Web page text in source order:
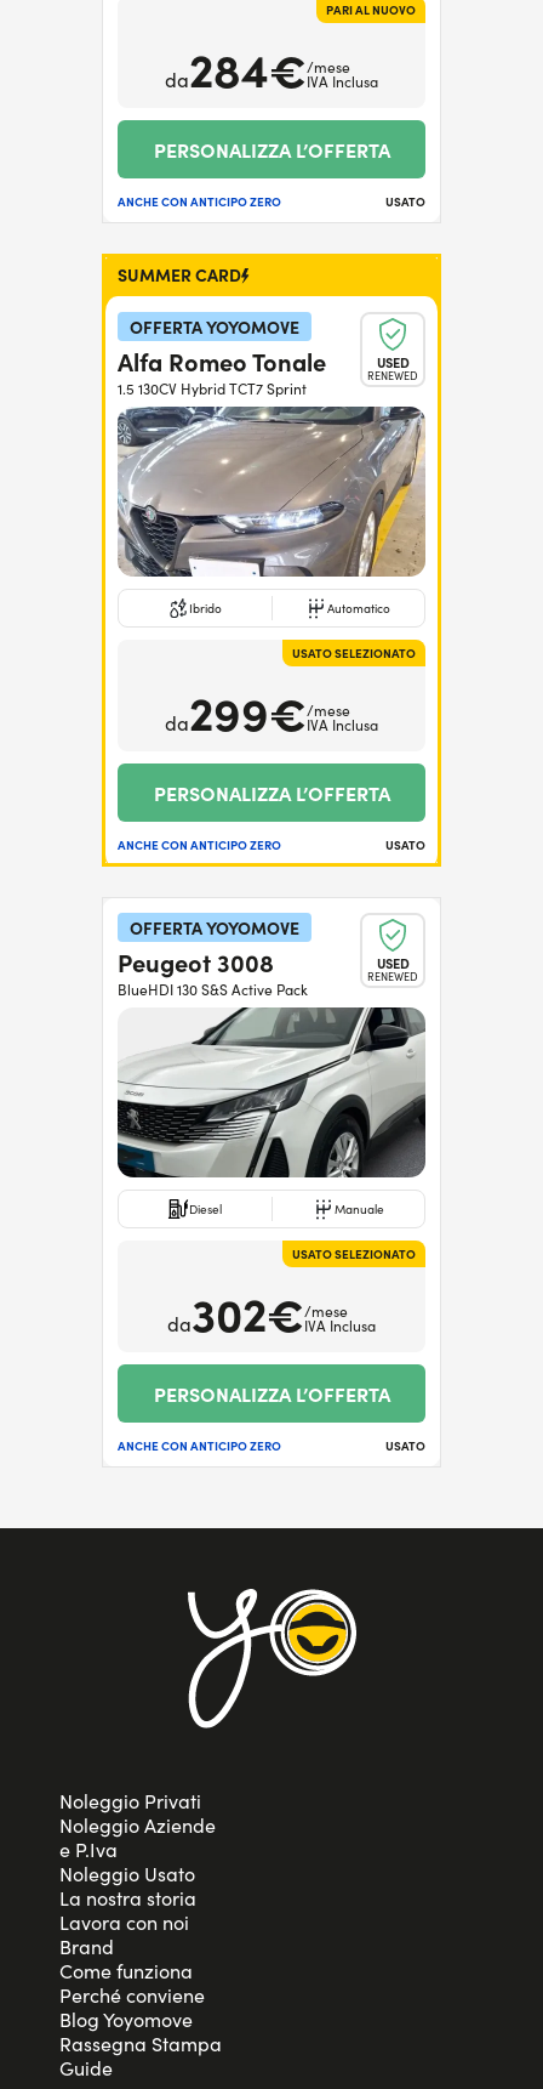
PARI AL NUOVO
da284€/mese
IVA Inclusa
PERSONALIZZA L’OFFERTA
ANCHE CON ANTICIPO ZERO USATO
SUMMER CARD
OFFERTA YOYOMOVE
USED
RENEWED
Alfa Romeo Tonale
1.5 130CV Hybrid TCT7 Sprint
Ibrido Automatico
USATO SELEZIONATO
da299€/mese
IVA Inclusa
PERSONALIZZA L’OFFERTA
ANCHE CON ANTICIPO ZERO USATO
OFFERTA YOYOMOVE
USED
RENEWED
Peugeot 3008
BlueHDI 130 S&S Active Pack
Diesel Manuale
USATO SELEZIONATO
da302€/mese
IVA Inclusa
PERSONALIZZA L’OFFERTA
ANCHE CON ANTICIPO ZERO USATO
Noleggio Privati
Noleggio Aziende
e P.Iva
Noleggio Usato
La nostra storia
Lavora con noi
Brand
Come funziona
Perché conviene
Blog Yoyomove
Rassegna Stampa
Guide